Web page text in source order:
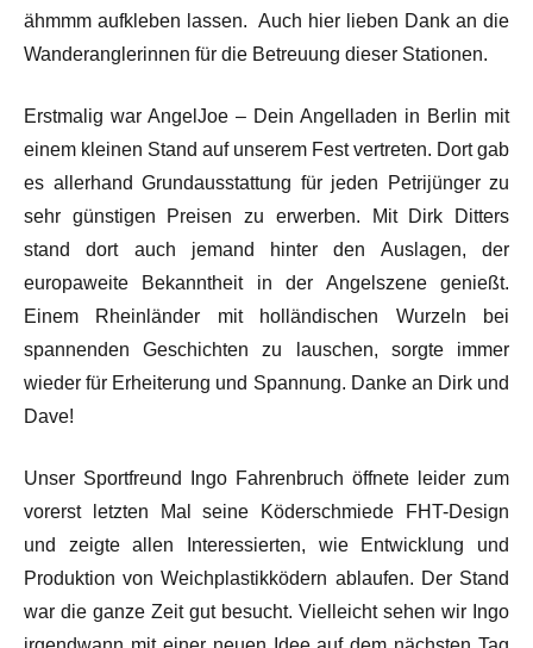
ähmmm aufkleben lassen. Auch hier lieben Dank an die
Wanderanglerinnen für die Betreuung dieser Stationen.
Erstmalig war AngelJoe – Dein Angelladen in Berlin mit
einem kleinen Stand auf unserem Fest vertreten. Dort gab
es allerhand Grundausstattung für jeden Petrijünger zu
sehr günstigen Preisen zu erwerben. Mit Dirk Ditters
stand dort auch jemand hinter den Auslagen, der
europaweite Bekanntheit in der Angelszene genießt.
Einem Rheinländer mit holländischen Wurzeln bei
spannenden Geschichten zu lauschen, sorgte immer
wieder für Erheiterung und Spannung. Danke an Dirk und
Dave!
Unser Sportfreund Ingo Fahrenbruch öffnete leider zum
vorerst letzten Mal seine Köderschmiede FHT-Design
und zeigte allen Interessierten, wie Entwicklung und
Produktion von Weichplastikködern ablaufen. Der Stand
war die ganze Zeit gut besucht. Vielleicht sehen wir Ingo